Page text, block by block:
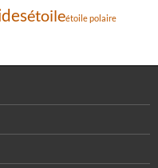
étoileétoile polaire